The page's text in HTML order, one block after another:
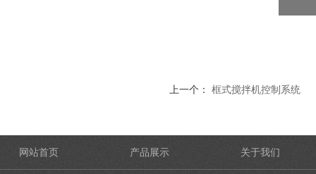
上一个： 框式搅拌机控制系统
网站首页 产品展示 关于我们